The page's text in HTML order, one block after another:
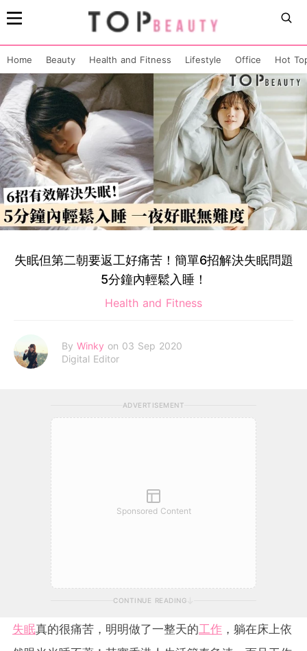
Home Beauty Health and Fitness Lifestyle Office Hot
失眠但第二朝要返工好痛苦！簡單6招解決失眠問題
5分鐘內輕鬆入睡！
Health and Fitness
By Winky on 03 Sep 2020
Digital Editor
ADVERTISEMENT
Sponsored Content
CONTINUE READING
失眠真的很痛苦，明明做了一整天的工作 ，躺在床上依